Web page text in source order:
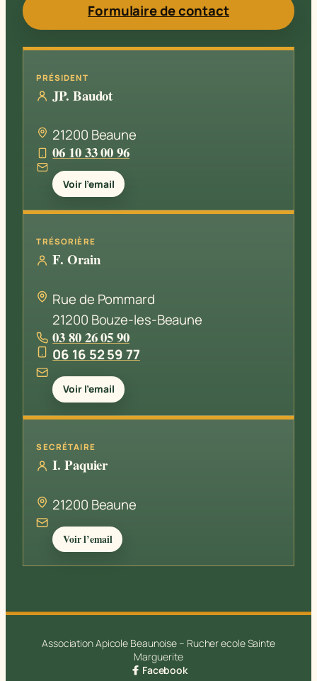
Formulaire de contact
PRÉSIDENT
JP. Baudot
21200 Beaune
06 10 33 00 96
Voir l’email
TRÉSORIÈRE
F. Orain
Rue de Pommard
21200 Bouze-les-Beaune
03 80 26 05 90
06 16 52 59 77
Voir l’email
SECRÉTAIRE
I. Paquier
21200 Beaune
Voir l’email
Association Apicole Beaunoise – Rucher ecole Sainte
Marguerite
Facebook